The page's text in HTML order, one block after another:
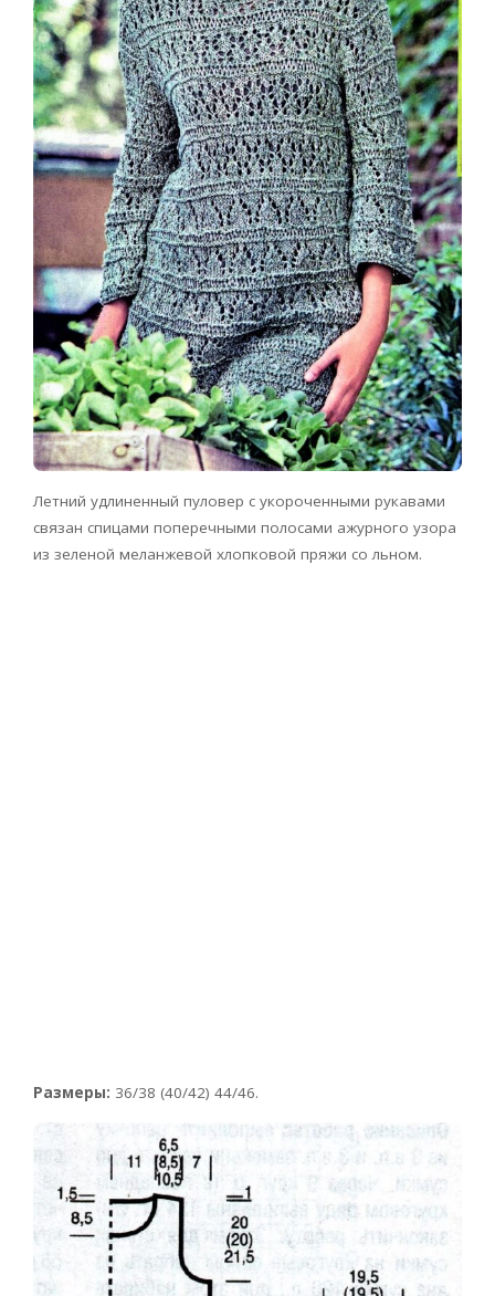
Летний удлиненный пуловер с укороченными рукавами
связан спицами поперечными полосами ажурного узора
из зеленой меланжевой хлопковой пряжи со льном.
Размеры: 36/38 (40/42) 44/46.